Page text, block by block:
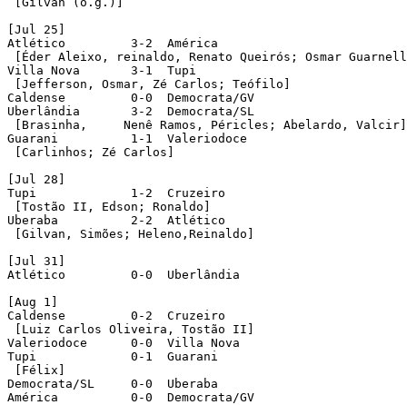
[Jul 25]
Atlético	 3-2  América
[Éder Aleixo, reinaldo, Renato Queirós; Osmar
Villa Nova	 3-1  Tupi
[Jefferson, Osmar, Zé Carlos; Teófilo]
Caldense	 0-0  Democrata/GV
Uberlândia	 3-2  Democrata/SL
[Brasinha, 	Nenê Ramos, Péricles; Abelardo, Valcir]
Guarani		 1-1  Valeriodoce
[Carlinhos; Zé Carlos]
[Jul 28]
Tupi		 1-2  Cruzeiro
[Tostão II, Edson; Ronaldo]
Uberaba		 2-2  Atlético
[Gilvan, Simões; Heleno,Reinaldo]
[Jul 31]
Atlético	 0-0  Uberlândia
[Aug 1]
Caldense	 0-2  Cruzeiro
[Luiz Carlos Oliveira, Tostão II]
Valeriodoce	 0-0  Villa Nova
Tupi		 0-1  Guarani
[Félix]
Democrata/SL	 0-0  Uberaba
América	 	 0-0  Democrata/GV